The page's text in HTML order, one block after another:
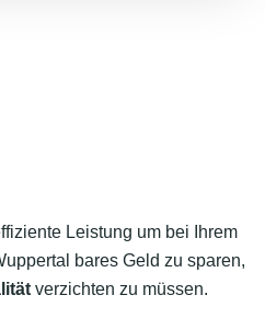
Leistung um bei Ihrem
bares Geld zu sparen,
verzichten zu müssen.